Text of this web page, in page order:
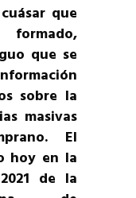
que
formado,
que se
sobre la
masivas
El
hoy en la
de la